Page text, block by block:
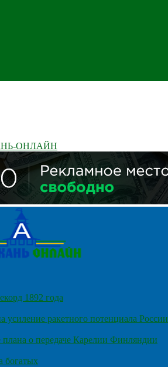
ОНЛАЙН
1892 года
ракетного потенциала России
плана о передаче Карелии Финляндии
богатых